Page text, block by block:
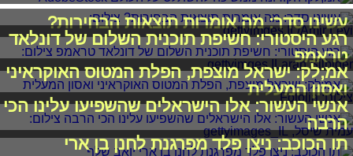
עשינו סדר: מה אומרות תוצאות הבחירות?
רגע היסטורי: חשיפת תוכנית השלום של דונלאד
טראמפ
אמ;לק: ישראל מוצפת, הפלת המטוס האוקראיני
ואסון המעלית
אנשי העשור: אלו הישראלים שהשפיעו עלינו הכי
הרבה
תו הכוכב: ניצן פלד מפרגנת לחנן בן ארי